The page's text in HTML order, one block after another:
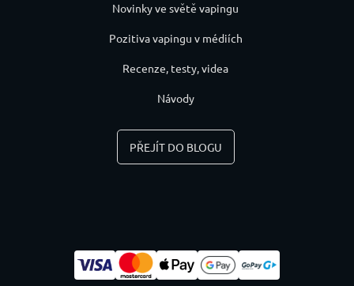
Novinky ve světě vapingu
Pozitiva vapingu v médiích
Recenze, testy, videa
Návody
PŘEJÍT DO BLOGU